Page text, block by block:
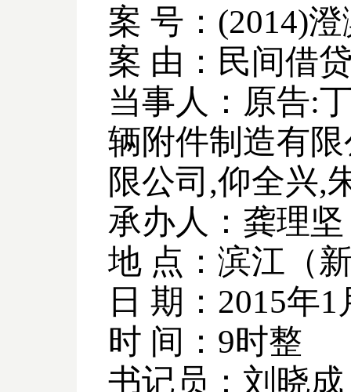
案 号： (2014)澄
案 由：民间借
当事人：原告:
辆附件制造有
限公司 ,仰全兴,
承办人：龚理坚
地 点：滨江（
日 期： 2015年1
时 间： 9时整
书记员：刘晓成